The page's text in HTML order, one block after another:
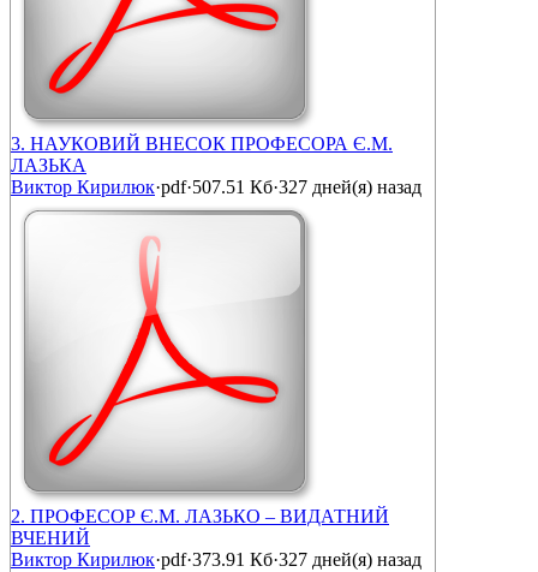
3. НАУКОВИЙ ВНЕСОК ПРОФЕСОРА Є.М.
ЛАЗЬКА
Виктор Кирилюк·pdf·507.51 Кб·327 дней(я) назад
2. ПРОФЕСОР Є.М. ЛАЗЬКО – ВИДАТНИЙ
ВЧЕНИЙ
Виктор Кирилюк·pdf·373.91 Кб·327 дней(я) назад